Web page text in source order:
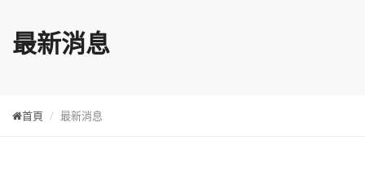
最新消息
首頁 最新消息